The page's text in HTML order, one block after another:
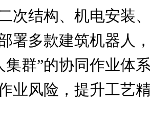
次结构、机电安装
署多款建筑机器人
集群”的协同作业体
业风险，提升工艺